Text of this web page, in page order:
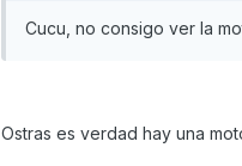
Cucu, no consigo ver la
Ostras es verdad hay una